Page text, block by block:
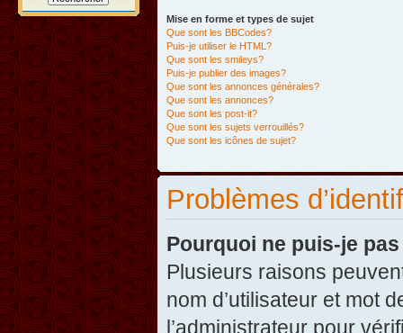
Mise en forme et types de sujet
Que sont les BBCodes?
Puis-je utiliser le HTML?
Que sont les smileys?
Puis-je publier des images?
Que sont les annonces générales?
Que sont les annonces?
Que sont les post-it?
Que sont les sujets verrouillés?
Que sont les icônes de sujet?
Problèmes
Pourquoi ne puis-je
Plusieurs raisons
nom d’utilisateur et mot
l’administrateur pour